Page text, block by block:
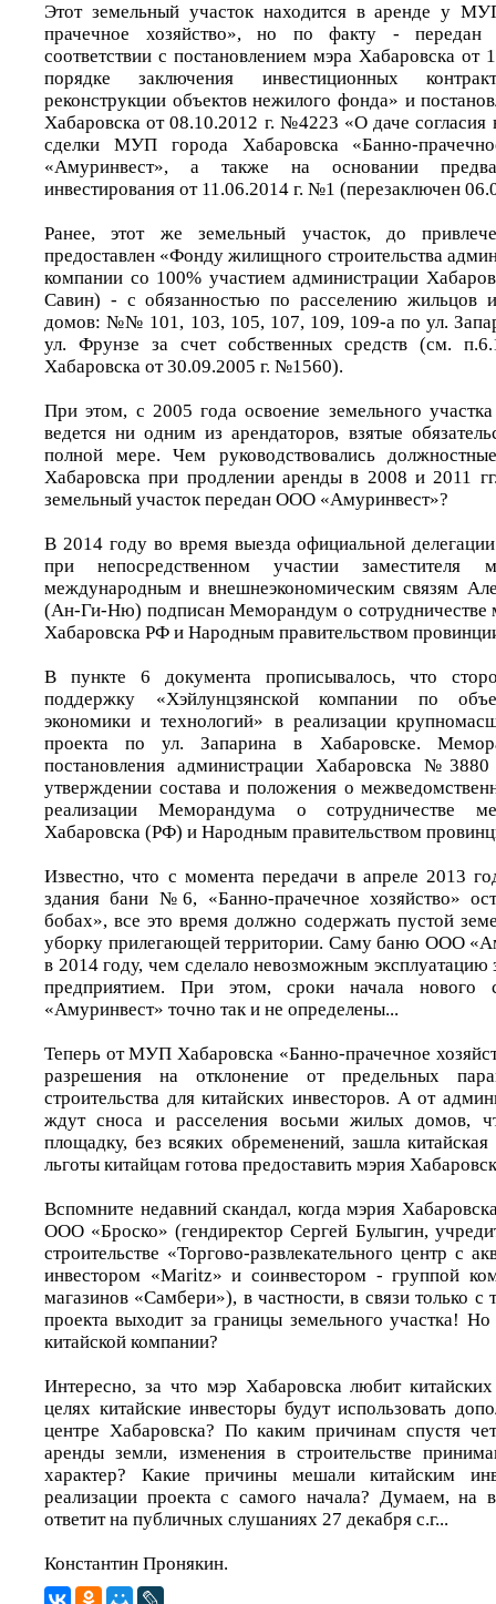
Этот земельный участок находится в аренде у
прачечное хозяйство», но по факту - передан
соответствии с постановлением мэра Хабаровска
порядке заключения инвестиционных
реконструкции объектов нежилого фонда» и
Хабаровска от 08.10.2012 г. №4223 «О даче согласия
сделки МУП города Хабаровска «Банно-
«Амуринвест», а также на основании
инвестирования от 11.06.2014 г. №1 (перезаключен
Ранее, этот же земельный участок, до
предоставлен «Фонду жилищного строительства
компании со 100% участием администрации
Савин) - с обязанностью по расселению жильцов
домов: №№ 101, 103, 105, 107, 109, 109-а по ул.
ул. Фрунзе за счет собственных средств (см.
Хабаровска от 30.09.2005 г. №1560).
При этом, с 2005 года освоение земельного
ведется ни одним из арендаторов, взятые
полной мере. Чем руководствовались
Хабаровска при продлении аренды в 2008 и 2011
земельный участок передан ООО «Амуринвест»?
В 2014 году во время выезда официальной
при непосредственном участии заместителя
международным и внешнеэкономическим связям
(Ан-Ги-Ню) подписан Меморандум о сотрудничестве
Хабаровска РФ и Народным правительством
В пункте 6 документа прописывалось, что
поддержку «Хэйлунцзянской компании по
экономики и технологий» в реализации
проекта по ул. Запарина в Хабаровске.
постановления администрации Хабаровска
утверждении состава и положения о
реализации Меморандума о сотрудничестве
Хабаровска (РФ) и Народным правительством
Известно, что с момента передачи в апреле 2013
здания бани №6, «Банно-прачечное хозяйство»
бобах», все это время должно содержать пустой
уборку прилегающей территории. Саму баню ООО
в 2014 году, чем сделало невозможным
предприятием. При этом, сроки начала нового
«Амуринвест» точно так и не определены...
Теперь от МУП Хабаровска «Банно-прачечное
разрешения на отклонение от предельных
строительства для китайских инвесторов. А от
ждут сноса и расселения восьми жилых домов,
площадку, без всяких обременений, зашла
льготы китайцам готова предоставить мэрия
Вспомните недавний скандал, когда мэрия
ООО «Броско» (гендиректор Сергей Булыгин,
строительстве «Торгово-развлекательного центр с
инвестором «Maritz» и соинвестором - группой
магазинов «Самбери»), в частности, в связи только с
проекта выходит за границы земельного участка!
китайской компании?
Интересно, за что мэр Хабаровска любит
целях китайские инвесторы будут использовать
центре Хабаровска? По каким причинам спустя
аренды земли, изменения в строительстве
характер? Какие причины мешали китайским
реализации проекта с самого начала? Думаем, на
ответит на публичных слушаниях 27 декабря с.г...
Константин Пронякин.